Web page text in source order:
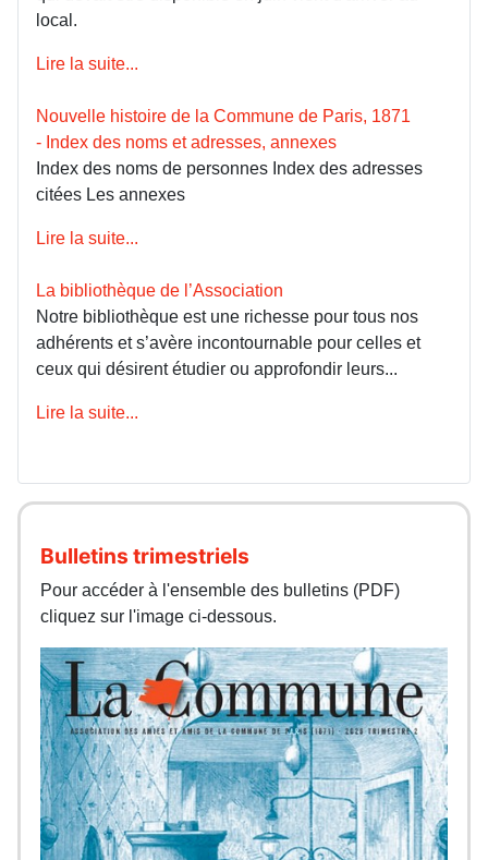
local.
Lire la suite...
Nouvelle histoire de la Commune de Paris, 1871
- Index des noms et adresses, annexes
Index des noms de personnes Index des adresses
citées Les annexes
Lire la suite...
La bibliothèque de l’Association
Notre bibliothèque est une richesse pour tous nos
adhérents et s’avère incontournable pour celles et
ceux qui désirent étudier ou approfondir leurs...
Lire la suite...
Bulletins trimestriels
Pour accéder à l'ensemble des bulletins (PDF)
cliquez sur l'image ci-dessous.